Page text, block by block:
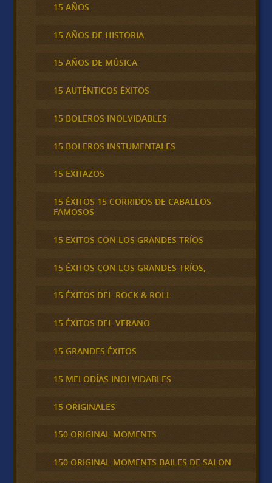
15 AÑOS
15 AÑOS DE HISTORIA
15 AÑOS DE MÚSICA
15 AUTÉNTICOS ÉXITOS
15 BOLEROS INOLVIDABLES
15 BOLEROS INSTUMENTALES
15 EXITAZOS
15 ÉXITOS 15 CORRIDOS DE CABALLOS
FAMOSOS
15 EXITOS CON LOS GRANDES TRÍOS
15 ÉXITOS CON LOS GRANDES TRÍOS,
15 ÉXITOS DEL ROCK & ROLL
15 ÉXITOS DEL VERANO
15 GRANDES ÉXITOS
15 MELODÍAS INOLVIDABLES
15 ORIGINALES
150 ORIGINAL MOMENTS
150 ORIGINAL MOMENTS BAILES DE SALON